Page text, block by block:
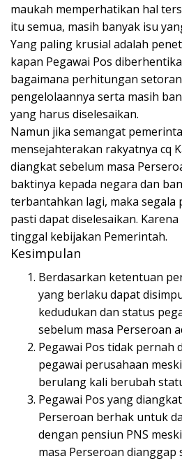
maukah memperhatikan hal
itu semua, masih banyak isu
Yang paling krusial adalah
kapan Pegawai Pos
bagaimana perhitungan
pengelolaannya serta masih
yang harus diselesaikan.
Namun jika semangat
mensejahterakan rakyatnya cq
diangkat sebelum masa
baktinya kepada negara dan
terbantahkan lagi, maka segala
pasti dapat diselesaikan.
tinggal kebijakan Pemerintah.
Kesimpulan
Berdasarkan ketentuan
yang berlaku dapat
kedudukan dan status
sebelum masa Perseroan
Pegawai Pos tidak pernah
pegawai perusahaan
berulang kali berubah
Pegawai Pos yang
Perseroan berhak untuk
dengan pensiun PNS
masa Perseroan dianggap